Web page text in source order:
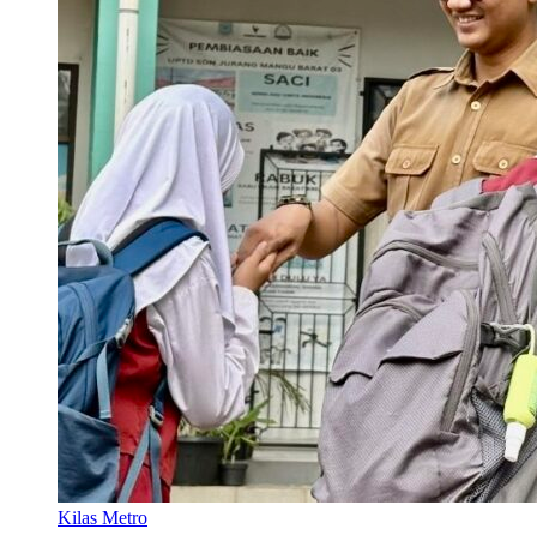
Kilas Metro